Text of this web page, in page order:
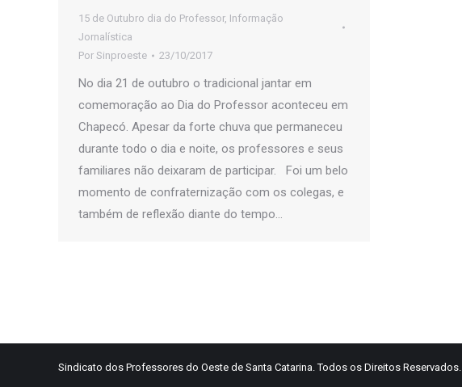
15 de Outubro dia do Professor, Informação
Jornalística
Por Sinproeste 23/10/2017
No dia 21 de outubro o tradicional jantar em
comemoração ao Dia do Professor aconteceu em
Chapecó. Apesar da forte chuva que permaneceu
durante todo o dia e noite, os professores e seus
familiares não deixaram de participar. Foi um belo
momento de confraternização com os colegas, e
também de reflexão diante do tempo…
Sindicato dos Professores do Oeste de Santa Catarina. Todos os Direitos Reservados.